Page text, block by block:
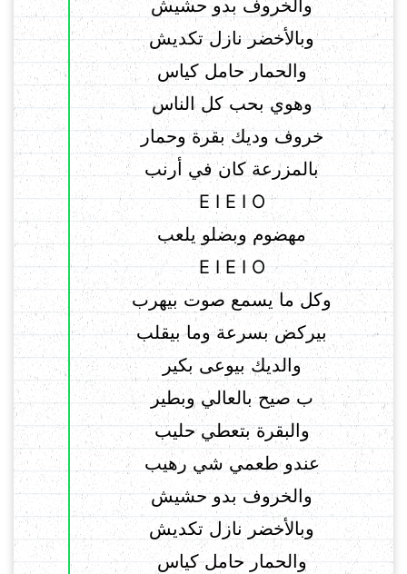
والخروف بدو حشيش
وبالأخضر نازل تكديش
والحمار حامل كياس
وهوي بحب كل الناس
خروف وديك بقرة وحمار
بالمزرعة كان في أرنب
E I E I O
مهضوم وبضلو يلعب
E I E I O
وكل ما يسمع صوت بيهرب
بيركض بسرعة وما بيقلب
والديك بيوعى بكير
ب صيح بالعالي وبطير
والبقرة بتعطي حليب
عندو طعمي شي رهيب
والخروف بدو حشيش
وبالأخضر نازل تكديش
والحمار حامل كياس